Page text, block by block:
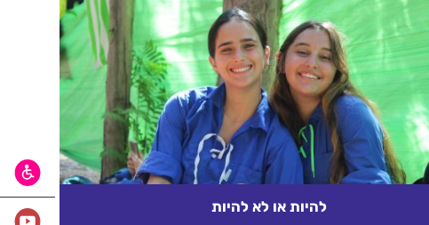
להיות או לא להיות